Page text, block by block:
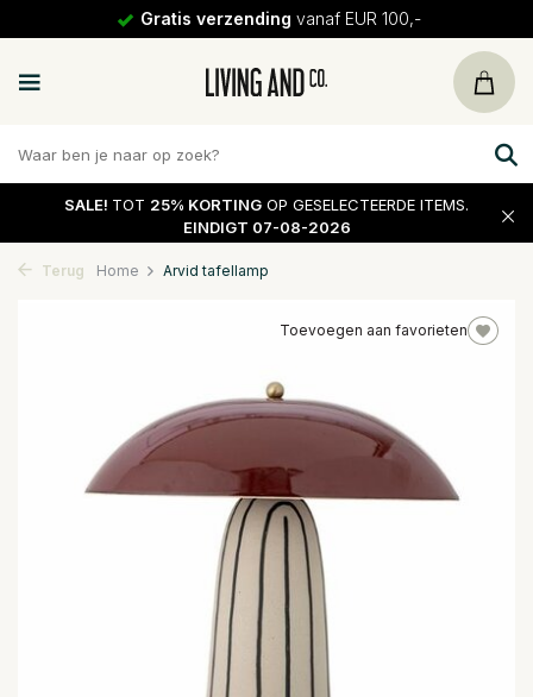
Gratis verzending vanaf EUR 100,-
SALE! TOT 25% KORTING OP GESELECTEERDE ITEMS.
EINDIGT 07-08-2026
Terug Home Arvid tafellamp
Toevoegen aan favorieten